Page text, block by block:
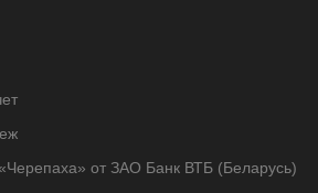
от ЗАО Банк ВТБ (Беларусь)